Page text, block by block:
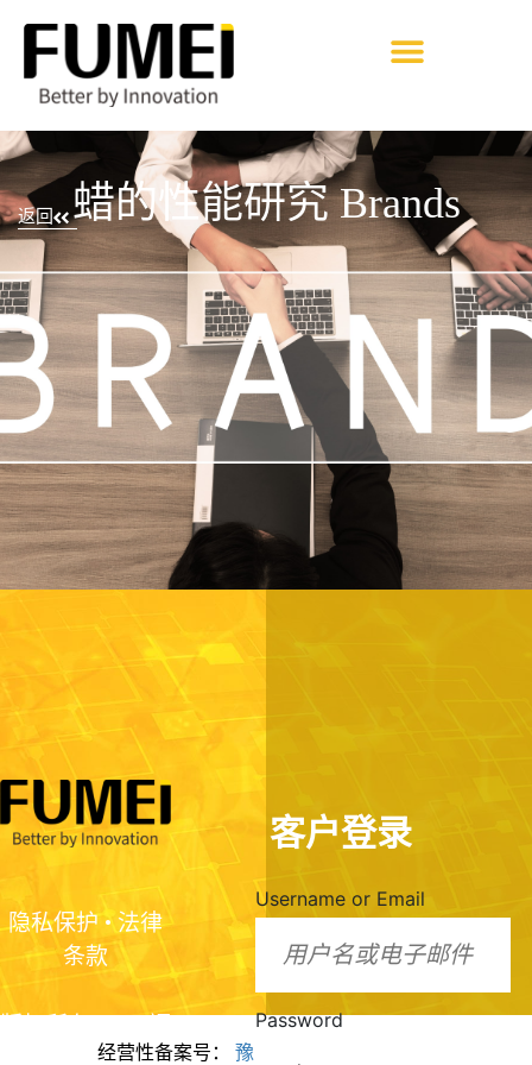
返回 蜡的性能研究 Brands
隐私保护•法律
条款
美脂质化学（河
客户登录
Username or Email
Password
经营性备案号： 豫ICP备2024099943号